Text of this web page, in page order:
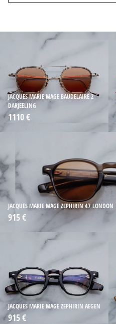
JACQUES MARIE MAGE BAUDELAIRE 2
DARJEELING
1110 €
JACQUES MARIE MAGE ZEPHIRIN 47 LONDON
915 €
JACQUES MARIE MAGE ZEPHIRIN AEGEN
915 €